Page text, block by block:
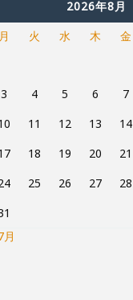
2026年8月
月
火 水 木 金
3
4 5 6 7
11 12 13 14
18 19 20 21
25 26 27 28
月